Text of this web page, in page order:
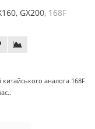
GX200, 168F
китайського аналога 168F